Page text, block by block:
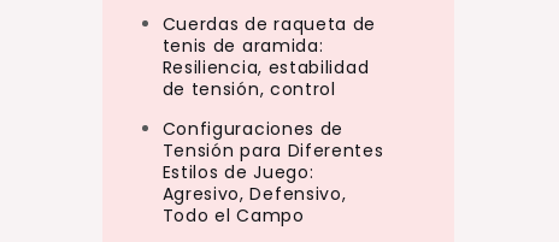
Cuerdas de raqueta de
tenis de aramida:
Resiliencia, estabilidad
de tensión, control
Configuraciones de
Tensión para Diferentes
Estilos de Juego:
Agresivo, Defensivo,
Todo el Campo